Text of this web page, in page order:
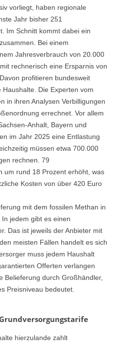
vorliegt, haben regionale
Jahr bisher 251
Im Schnitt kommt dabei ein
Bei einem
Jahresverbrauch von 20.000
rechnerisch eine Ersparnis von
profitieren bundesweit
Die Experten vom
in ihren Analysen Verbilligungen
errechnet. Vor allem
Anhalt, Bayern und
im Jahr 2025 eine Entlastung
müssen etwa 700.000
rechnen. 79
um rund 18 Prozent erhöht, was
Kosten von über 420 Euro
mit dem fossilen Methan in
jedem gibt es einen
Das ist jeweils der Anbieter mit
meisten Fällen handelt es sich
muss jedem Haushalt
Offerten verlangen
Belieferung durch Großhändler,
Preisniveau bedeutet.
hierzulande zahlt